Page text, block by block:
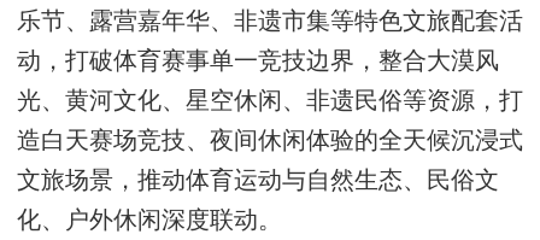
乐节、露营嘉年华、非遗市集等特色文旅配套活
动，打破体育赛事单一竞技边界，整合大漠风
光、黄河文化、星空休闲、非遗民俗等资源，打
造白天赛场竞技、夜间休闲体验的全天候沉浸式
文旅场景，推动体育运动与自然生态、民俗文
化、户外休闲深度联动。